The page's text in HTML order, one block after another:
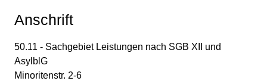
Anschrift
50.11 - Sachgebiet Leistungen nach SGB XII und
AsylblG
Minoritenstr. 2-6